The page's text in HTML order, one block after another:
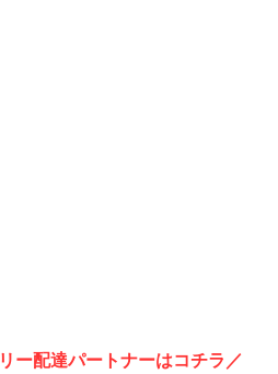
ー配達パートナーはコチラ／